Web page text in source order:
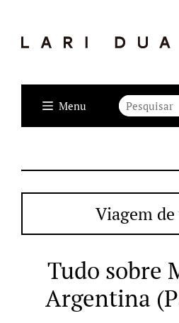
Menu
Viagem
Tudo sobre
Argentina